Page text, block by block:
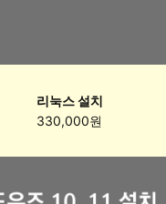
리눅스 설치
330,000원